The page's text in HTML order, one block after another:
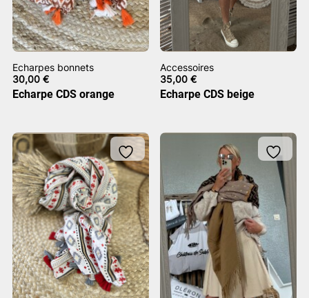
Echarpes bonnets
30,00 €
Echarpe CDS orange
Accessoires
35,00€
Echarpe CDS beige